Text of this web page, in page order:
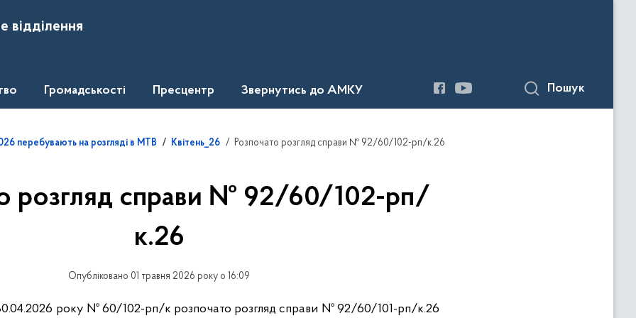
відділення
Громадськості Пресцентр Звернутись до АМКУ Пошук
перебувають на розгляді в МТВ Квітень_26 Розпочато розгляд справи № 92/60/102-рп/к.26
розгляд справи № 92/60/102-рп/
к.26
Опубліковано 01 травня 2026 року о 16:09
року № 60/102-рп/к розпочато розгляд справи № 92/60/101-рп/к.26